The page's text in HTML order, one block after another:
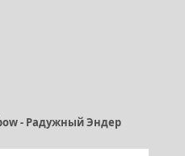
- Радужный Эндер